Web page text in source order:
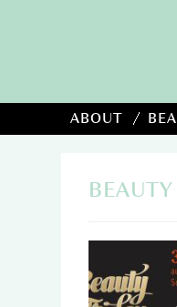
ABOUT